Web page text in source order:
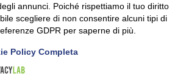
soc. euro 100.000,00 i.v.
annunci. Poiché rispettiamo il tuo diritto
scegliere di non consentire alcuni tipi di
GDPR per saperne di più.
Policy Completa